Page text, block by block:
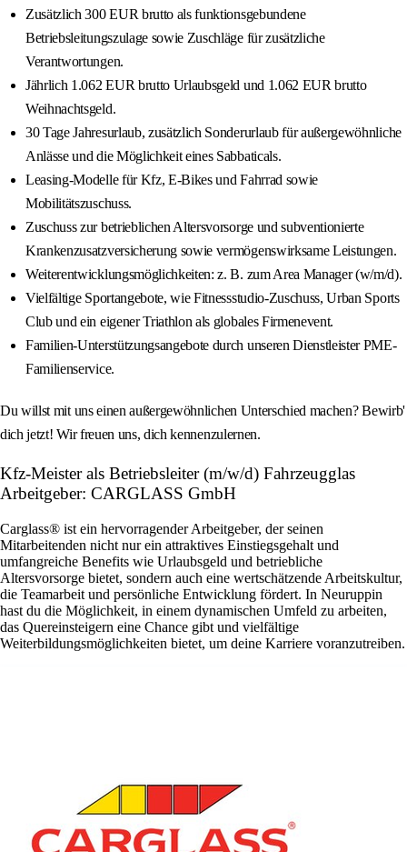
Zusätzlich 300 EUR brutto als funktionsgebundene
Betriebsleitungszulage sowie Zuschläge für zusätzliche
Verantwortungen.
Jährlich 1.062 EUR brutto Urlaubsgeld und 1.062 EUR brutto
Weihnachtsgeld.
30 Tage Jahresurlaub, zusätzlich Sonderurlaub für außergewöhnliche
Anlässe und die Möglichkeit eines Sabbaticals.
Leasing-Modelle für Kfz, E-Bikes und Fahrrad sowie
Mobilitätszuschuss.
Zuschuss zur betrieblichen Altersvorsorge und subventionierte
Krankenzusatzversicherung sowie vermögenswirksame Leistungen.
Weiterentwicklungsmöglichkeiten: z. B. zum Area Manager (w/m/d).
Vielfältige Sportangebote, wie Fitnessstudio-Zuschuss, Urban Sports
Club und ein eigener Triathlon als globales Firmenevent.
Familien-Unterstützungsangebote durch unseren Dienstleister PME-
Familienservice.
Du willst mit uns einen außergewöhnlichen Unterschied machen? Bewirb'
dich jetzt! Wir freuen uns, dich kennenzulernen.
Kfz-Meister als Betriebsleiter (m/w/d) Fahrzeugglas
Arbeitgeber: CARGLASS GmbH
Carglass® ist ein hervorragender Arbeitgeber, der seinen
Mitarbeitenden nicht nur ein attraktives Einstiegsgehalt und
umfangreiche Benefits wie Urlaubsgeld und betriebliche
Altersvorsorge bietet, sondern auch eine wertschätzende Arbeitskultur,
die Teamarbeit und persönliche Entwicklung fördert. In Neuruppin
hast du die Möglichkeit, in einem dynamischen Umfeld zu arbeiten,
das Quereinsteigern eine Chance gibt und vielfältige
Weiterbildungsmöglichkeiten bietet, um deine Karriere voranzutreiben.